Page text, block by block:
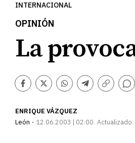
INTERNACIONAL
OPINIÓN
La
Facebook
TwitterWhatsapp
Telegram
Copiar
Comentarios
ENRIQUE VÁZQUEZ
León
12.06.2003 | 02:00 Actualizado: